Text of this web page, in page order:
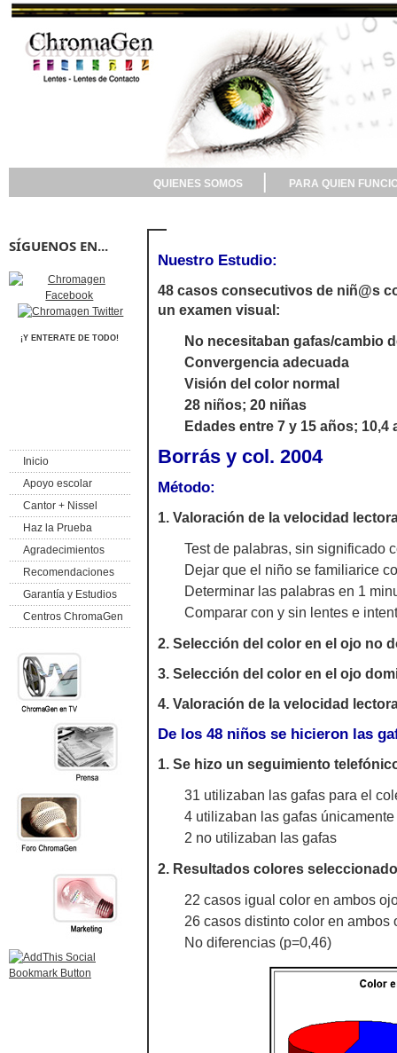
QUIENES SOMOS PARA QUIEN
Nuestro Estudio:
48 casos consecutivos de niñ@s
un examen visual:
No necesitaban gafas/cambio
Convergencia adecuada
Visión del color normal
28 niños; 20 niñas
Edades entre 7 y 15 años; 10,4
Borrás y col. 2004
Método:
1. Valoración de la velocidad
Test de palabras, sin significado
Dejar que el niño se familiarice
Determinar las palabras en 1
Comparar con y sin lentes e
2. Selección del color en el ojo no
3. Selección del color en el ojo
4. Valoración de la velocidad
De los 48 niños se hicieron las
1. Se hizo un seguimiento
31 utilizaban las gafas para el
4 utilizaban las gafas
2 no utilizaban las gafas
2. Resultados colores
22 casos igual color en ambos
26 casos distinto color en ambos
No diferencias (p=0,46)
SÍGUENOS EN...
¡Y ENTERATE DE TODO!
Inicio
Apoyo escolar
Cantor + Nissel
Haz la Prueba
Agradecimientos
Recomendaciones
Garantía y Estudios
Centros ChromaGen